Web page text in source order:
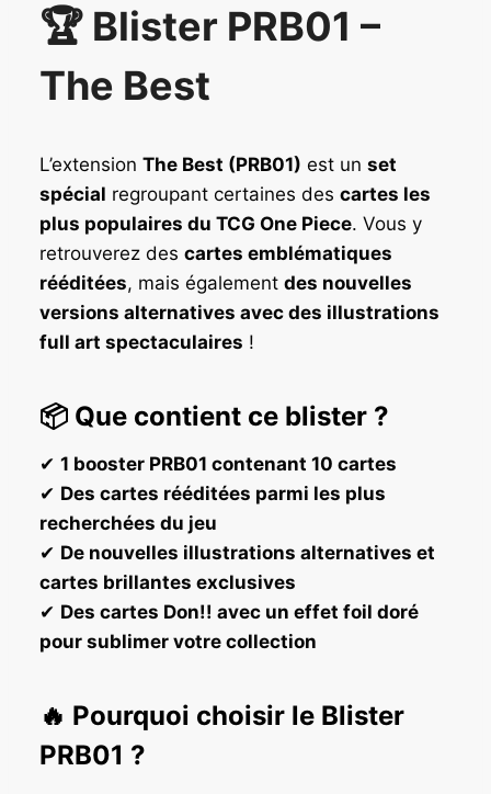
🏆 Blister PRB01 –
The Best
L’extension The Best (PRB01) est un set
spécial regroupant certaines des cartes les
plus populaires du TCG One Piece. Vous y
retrouverez des cartes emblématiques
rééditées, mais également des nouvelles
versions alternatives avec des illustrations
full art spectaculaires !
📦 Que contient ce blister ?
✔ 1 booster PRB01 contenant 10 cartes
✔ Des cartes rééditées parmi les plus
recherchées du jeu
✔ De nouvelles illustrations alternatives et
cartes brillantes exclusives
✔ Des cartes Don!! avec un effet foil doré
pour sublimer votre collection
🔥 Pourquoi choisir le Blister
PRB01 ?